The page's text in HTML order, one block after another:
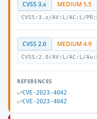
CVSS 3.x MEDIUM 5.5
CVSS:3.x/AV:L/AC:L/
CVSS 2.0 MEDIUM 4.9
CVSS:2.0/AV:L/AC:L/
REFERENCES
CVE-2023-4042
CVE-2023-4042